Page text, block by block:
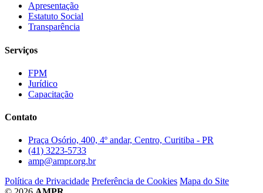
Apresentação
Estatuto Social
Transparência
Serviços
FPM
Jurídico
Capacitação
Contato
Praça Osório, 400, 4º andar, Centro, Curitiba - PR
(41) 3223-5733
amp@ampr.org.br
Política de Privacidade Preferência de Cookies Mapa do Site